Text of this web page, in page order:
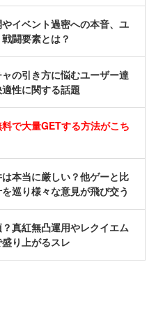
イベント過密への本音、ユ
闘要素とは？
の引き方に悩むユーザー達
性に関する話題
で大量GETする方法がこち
本当に厳しい？他ゲーと比
巡り様々な意見が飛び交う
真紅無凸運用やレクイエム
り上がるスレ